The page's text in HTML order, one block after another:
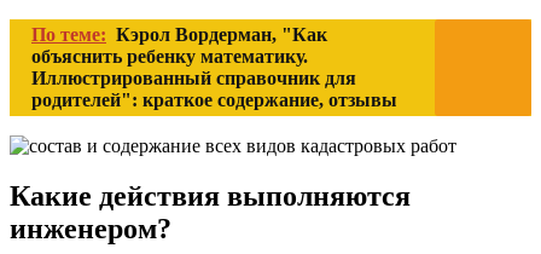
По теме: Кэрол Вордерман, "Как
объяснить ребенку математику.
Иллюстрированный справочник для
родителей": краткое содержание, отзывы
Какие действия выполняются
инженером?